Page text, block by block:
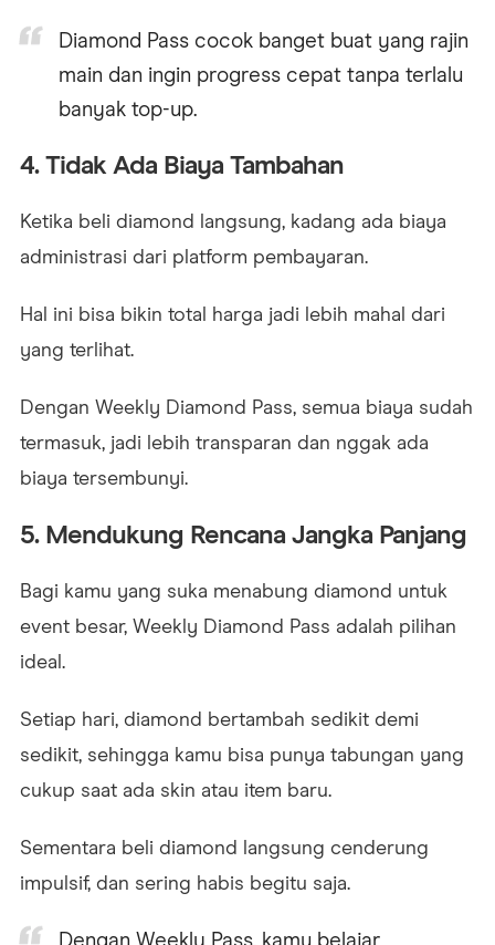
Diamond Pass cocok banget buat yang rajin
main dan ingin progress cepat tanpa terlalu
banyak top-up.
4. Tidak Ada Biaya Tambahan
Ketika beli diamond langsung, kadang ada biaya
administrasi dari platform pembayaran.
Hal ini bisa bikin total harga jadi lebih mahal dari
yang terlihat.
Dengan Weekly Diamond Pass, semua biaya sudah
termasuk, jadi lebih transparan dan nggak ada
biaya tersembunyi.
5. Mendukung Rencana Jangka Panjang
Bagi kamu yang suka menabung diamond untuk
event besar, Weekly Diamond Pass adalah pilihan
ideal.
Setiap hari, diamond bertambah sedikit demi
sedikit, sehingga kamu bisa punya tabungan yang
cukup saat ada skin atau item baru.
Sementara beli diamond langsung cenderung
impulsif, dan sering habis begitu saja.
Dengan Weekly Pass, kamu belajar